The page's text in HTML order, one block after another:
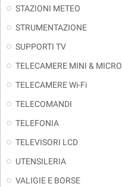
STAZIONI METEO
STRUMENTAZIONE
SUPPORTI TV
TELECAMERE MINI & MICRO
TELECAMERE Wi-Fi
TELECOMANDI
TELEFONIA
TELEVISORI LCD
UTENSILERIA
VALIGIE E BORSE